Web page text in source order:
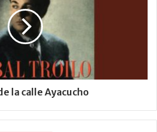
la calle Ayacucho